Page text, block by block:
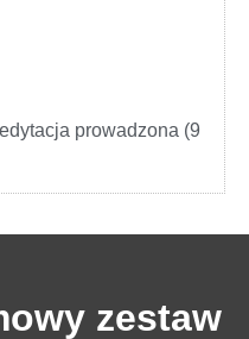
prowadzona (9
zestaw